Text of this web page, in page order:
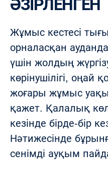
ӘЗІРЛЕНГЕН
Жұмыс кестесі
орналасқан
үшін жолдың
көрінушілігі, оңай
жоғары жұмыс
қажет. Қалалық
кезінде бірде-бір
Нәтижесінде
сенімді ауқым